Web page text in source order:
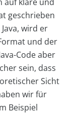
geschrieben
wird er
und der
Code aber
sein, dass
Sicht
wir für
Beispiel